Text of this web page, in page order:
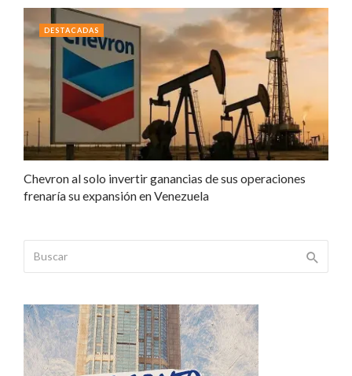
Chevron al solo invertir ganancias de sus operaciones
frenaría su expansión en Venezuela
DESTACADAS